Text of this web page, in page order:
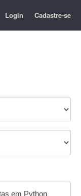
Login Cadastre-se